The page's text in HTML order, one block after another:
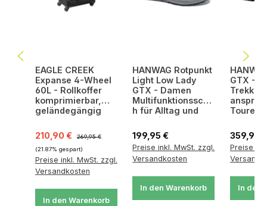
EAGLE CREEK
Expanse 4-Wheel
60L - Rollkoffer
komprimierbar,
geländegängig
Verkaufspreis:
210,90 €
269,95 €
(21.87% gespart)
Preise inkl. MwSt. zzgl.
Versandkosten
In den Warenkorb
HANWAG Rotpunkt
Light Low Lady
GTX - Damen
Multifunktionsschu
h für Alltag und
Freizeit
Regulärer Preis:
199,95 €
Preise inkl. MwSt. zzgl.
Versandkosten
In den Warenkorb
GTX -
Touren
359,95 €
Preise
In den